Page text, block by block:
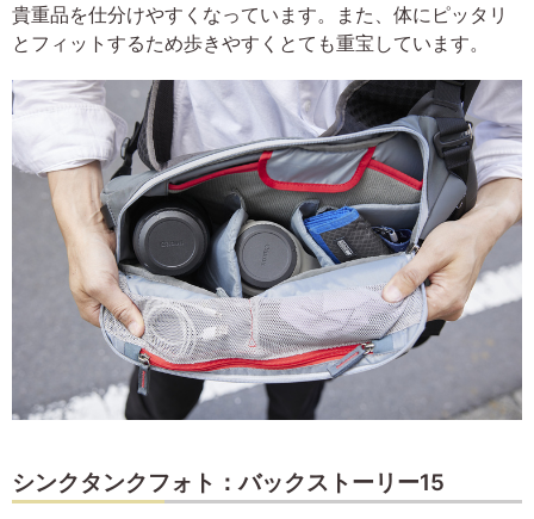
貴重品を仕分けやすくなっています。また、体にピッタリ
とフィットするため歩きやすくとても重宝しています。
シンクタンクフォト：バックストーリー15